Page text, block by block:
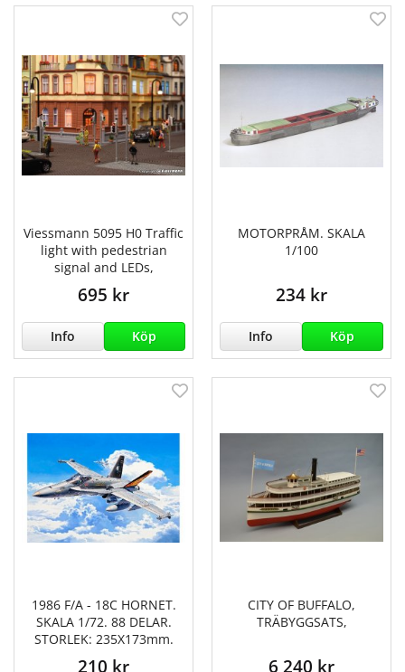
Viessmann 5095 H0 Traffic
light with pedestrian
signal and LEDs,
695 kr
Info Köp
MOTORPRÅM. SKALA
1/100
234 kr
Info Köp
1986 F/A - 18C HORNET.
SKALA 1/72. 88 DELAR.
STORLEK: 235X173mm.
210 kr
CITY OF BUFFALO,
TRÄBYGGSATS,
6 240 kr